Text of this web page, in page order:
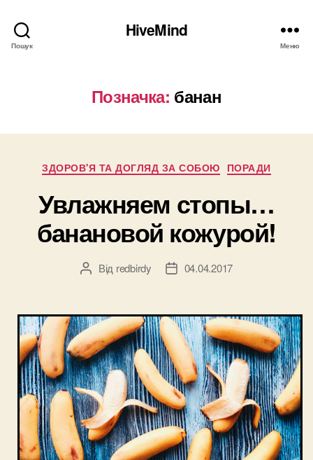
Пошук
HiveMind
Меню
Позначка: банан
Категорії
ЗДОРОВ'Я ТА ДОГЛЯД ЗА СОБОЮ ПОРАДИ
Увлажняем стопы…
банановой кожурой!
Автор
Від redbirdy
Дата04.04.2017